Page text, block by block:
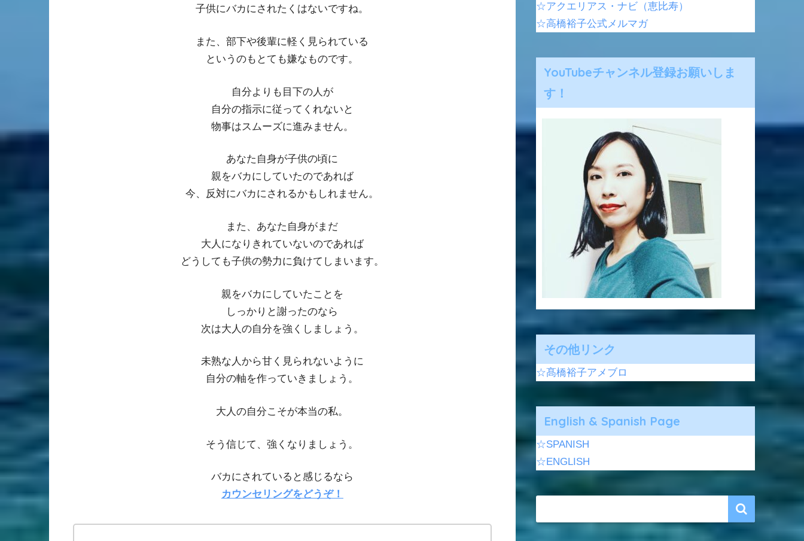
子供にバカにされたくはないですね。
また、部下や後輩に軽く見られている
というのもとても嫌なものです。
自分よりも目下の人が
自分の指示に従ってくれないと
物事はスムーズに進みません。
あなた自身が子供の頃に
親をバカにしていたのであれば
今、反対にバカにされるかもしれません。
また、あなた自身がまだ
大人になりきれていないのであれば
どうしても子供の勢力に負けてしまいます。
親をバカにしていたことを
しっかりと謝ったのなら
次は大人の自分を強くしましょう。
未熟な人から甘く見られないように
自分の軸を作っていきましょう。
大人の自分こそが本当の私。
そう信じて、強くなりましょう。
バカにされていると感じるなら
カウンセリングをどうぞ！
☆アクエリアス・ナビ（恵比寿）
☆高橋裕子公式メルマガ
YouTubeチャンネル登録お願いしま
す！
その他リンク
☆髙橋裕子アメブロ
English & Spanish Page
☆SPANISH
☆ENGLISH